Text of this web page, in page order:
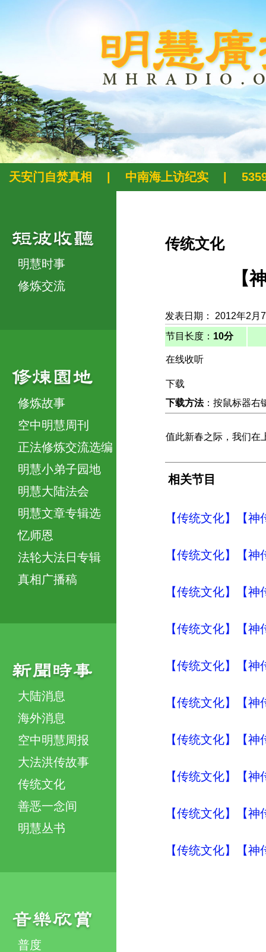
天安门自焚真相 中南海上访纪实
明慧时事
修炼交流
修炼故事
空中明慧周刊
正法修炼交流选编
明慧小弟子园地
明慧大陆法会
明慧文章专辑选
忆师恩
法轮大法日专辑
真相广播稿
大陆消息
海外消息
空中明慧周报
大法洪传故事
传统文化
善恶一念间
明慧丛书
普度
传统文化
【
发表日期： 2012年2月
节目长度： 10分
在线收听
下载
下载方法：按鼠标器右
值此新春之际，我们在
相关节目
【传统文化】【
【传统文化】【
【传统文化】【
【传统文化】【
【传统文化】【
【传统文化】【
【传统文化】【
【传统文化】【
【传统文化】【
【传统文化】【